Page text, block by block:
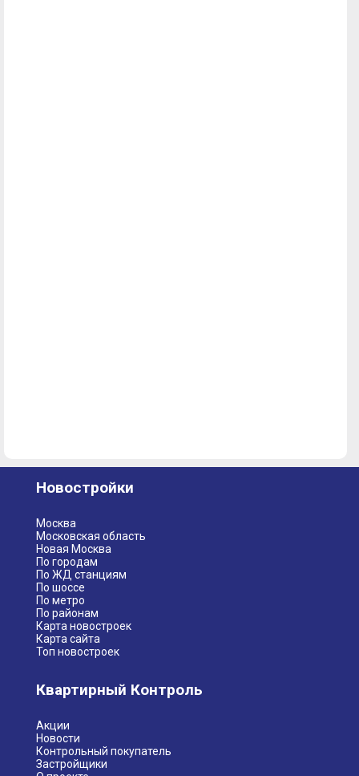
Новостройки
Москва
Московская область
Новая Москва
По городам
По ЖД станциям
По шоссе
По метро
По районам
Карта новостроек
Карта сайта
Топ новостроек
Квартирный Контроль
Акции
Новости
Контрольный покупатель
Застройщики